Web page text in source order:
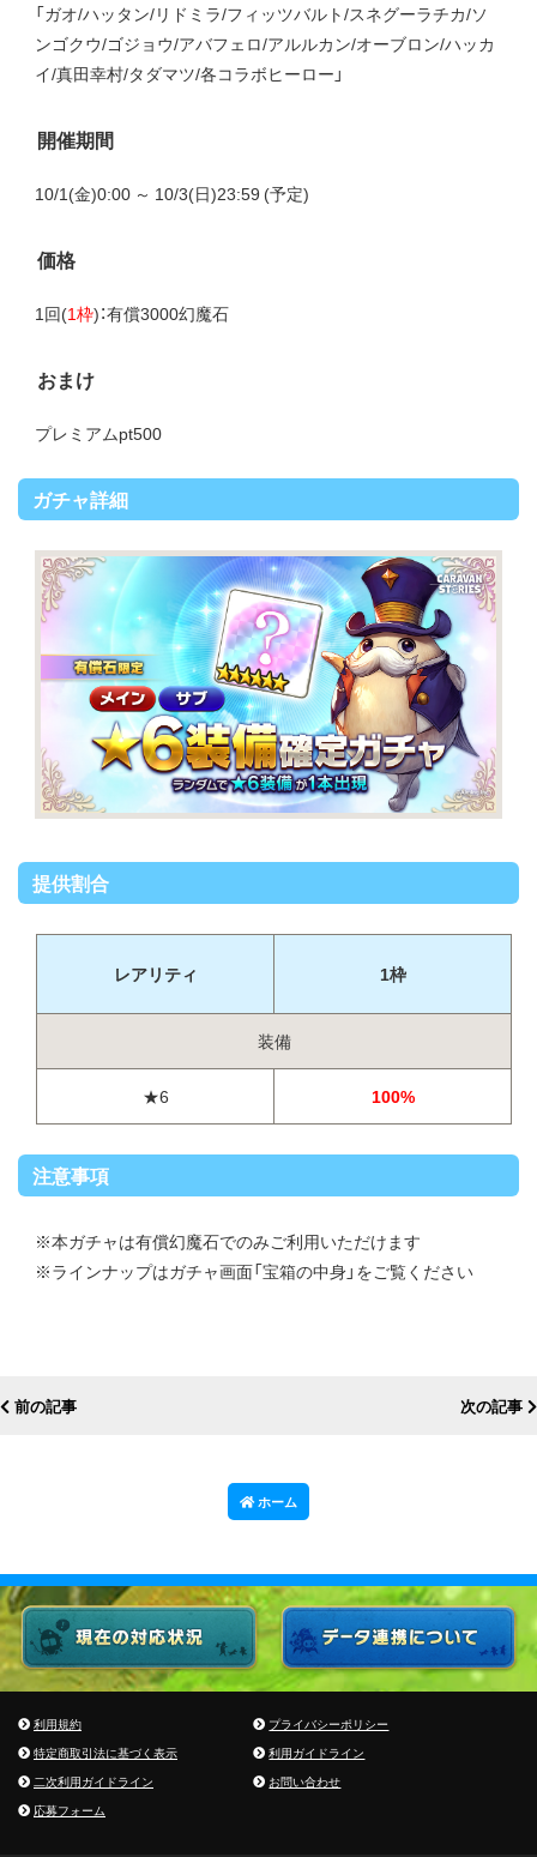
「ガオ/ハッタン/リドミラ/フィッツバルト/スネグーラチカ/ソ
ンゴクウ/ゴジョウ/アバフェロ/アルルカン/オーブロン/ハッカ
イ/真田幸村/タダマツ/各コラボヒーロー」
開催期間
10/1(金)0:00 ～ 10/3(日)23:59 (予定)
価格
1回(1枠)：有償3000幻魔石
おまけ
プレミアムpt500
ガチャ詳細
提供割合
レアリティ 1枠
装備
★6 100%
注意事項
※本ガチャは有償幻魔石でのみご利用いただけます
※ラインナップはガチャ画面「宝箱の中身」をご覧ください
前の記事 次の記事
ホーム
利用規約
プライバシーポリシー
特定商取引法に基づく表示
利用ガイドライン
二次利用ガイドライン
お問い合わせ
応募フォーム